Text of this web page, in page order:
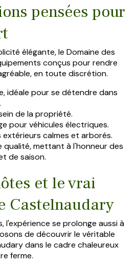
pensées pour
élégante, le Domaine des
conçus pour rendre
en toute discrétion.
idéale pour se détendre dans
de la propriété.
pour véhicules électriques.
calmes et arborés.
qualité, mettant à l'honneur des
de saison.
et le vrai
Castelnaudary
l'expérience se prolonge aussi à
de découvrir le véritable
dans le cadre chaleureux
ferme.